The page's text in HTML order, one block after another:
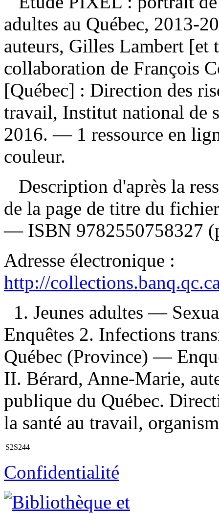
adultes au Québec, 2013-
auteurs, Gilles Lambert [et
collaboration de François
[Québec] : Direction des
travail, Institut national de
2016. — 1 ressource en
couleur.
Description d'après la
de la page de titre du
— ISBN 9782550758327
Adresse électronique :
http://
1. Jeunes adultes —
Enquêtes 2. Infections
Québec (Province) —
II. Bérard, Anne-Marie,
publique du Québec.
la santé au travail,
S2S244
Confidentialité